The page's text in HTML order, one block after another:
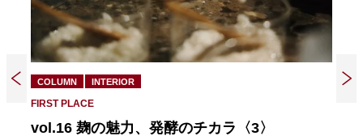
COLUMN INTERIOR
FIRST PLACE
vol.16 麹の魅力、発酵のチカラ〈3〉